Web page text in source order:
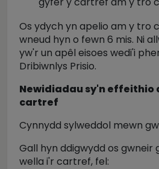
Os ydych yn apelio am y tro
wneud hyn o fewn 6 mis. Ni
yw'r un apêl eisoes wedi'i
Dribiwnlys Prisio.
Newidiadau sy'n effeithio
cartref
Cynnydd sylweddol mewn
Gall hyn ddigwydd os gwneir
wella i'r cartref, fel: